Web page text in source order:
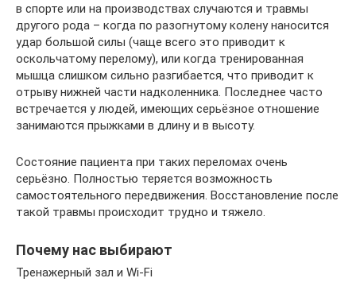
в спорте или на производствах случаются и травмы
другого рода – когда по разогнутому колену наносится
удар большой силы (чаще всего это приводит к
оскольчатому перелому), или когда тренированная
мышца слишком сильно разгибается, что приводит к
отрыву нижней части надколенника. Последнее часто
встречается у людей, имеющих серьёзное отношение
занимаются прыжками в длину и в высоту.
Состояние пациента при таких переломах очень
серьёзно. Полностью теряется возможность
самостоятельного передвижения. Восстановление после
такой травмы происходит трудно и тяжело.
Почему нас выбирают
Тренажерный зал и Wi-Fi